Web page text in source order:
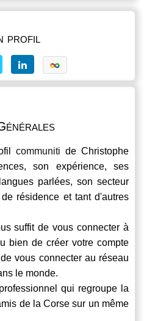
profil
communiti de Christophe
son expérience, ses
parlées, son secteur
résidence et tant d'autres
suffit de vous connecter à
bien de créer votre compte
vous connecter au réseau
le monde.
qui regroupe la
de la Corse sur un même